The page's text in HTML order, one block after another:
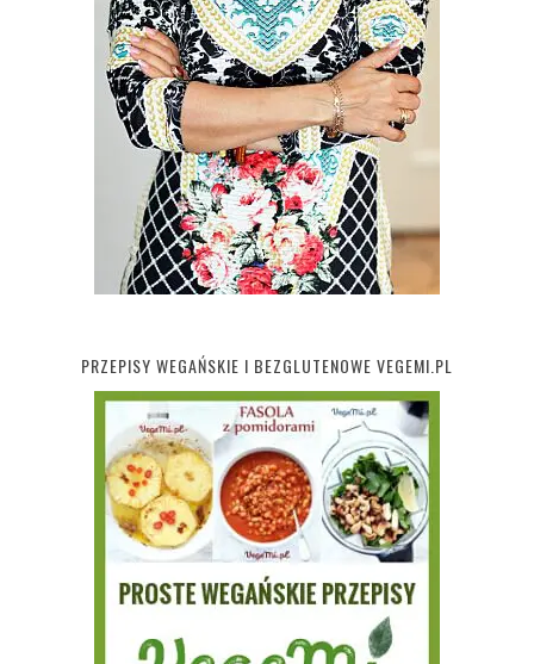
PRZEPISY WEGAŃSKIE I BEZGLUTENOWE VEGEMI.PL